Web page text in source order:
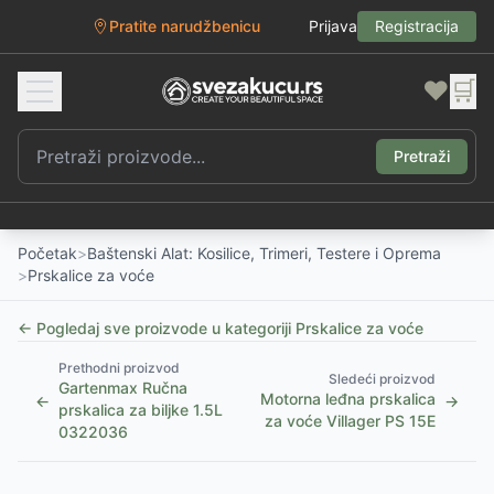
Pratite narudžbenicu Prijava Registracija
❤️ 🛒
Pretraži
Početak>Baštenski Alat: Kosilice, Trimeri, Testere i Oprema
>Prskalice za voće
← Pogledaj sve proizvode u kategoriji Prskalice za voće
←
Prethodni proizvod
Gartenmax Ručna
prskalica za biljke 1.5L
0322036
Sledeći proizvod
Motorna leđna prskalica
za voće Villager PS 15E
→